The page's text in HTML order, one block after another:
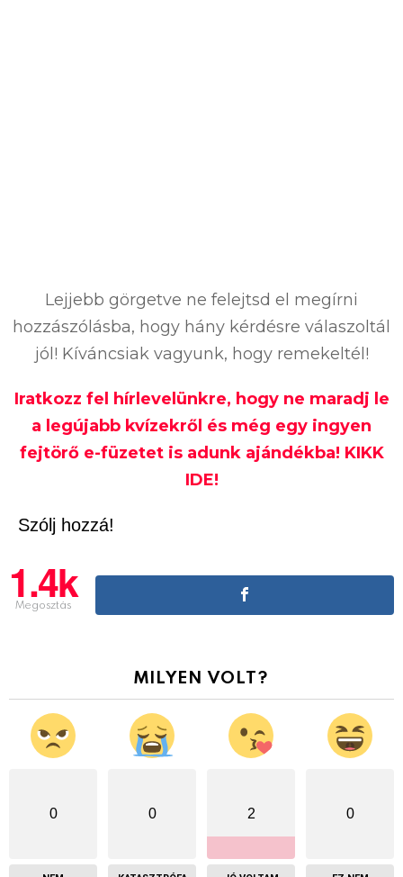
Lejjebb görgetve ne felejtsd el megírni
hozzászólásba, hogy hány kérdésre válaszoltál
jól! Kíváncsiak vagyunk, hogy remekeltél!
Iratkozz fel hírlevelünkre, hogy ne maradj le
a legújabb kvízekről és még egy ingyen
fejtörő e-füzetet is adunk ajándékba! KIKK
IDE!
Szólj hozzá!
1.4k
Megosztás
MILYEN VOLT?
0 0 2 0